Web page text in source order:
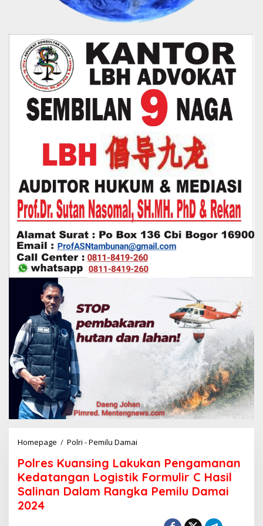
Homepage / Polri - Pemilu Damai
l
r
e
s
Polres Kuansing Lakukan Pengamanan
Kedatangan Logistik Formulir C Hasil
Salinan Dalam Rangka Pemilu Damai
2024